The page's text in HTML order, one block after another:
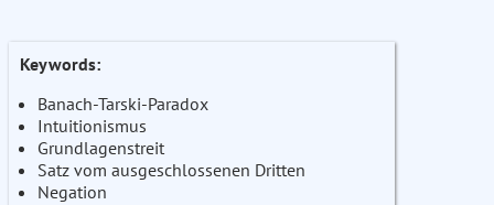
Keywords:
Banach-Tarski-Paradox
Intuitionismus
Grundlagenstreit
Satz vom ausgeschlossenen Dritten
Negation